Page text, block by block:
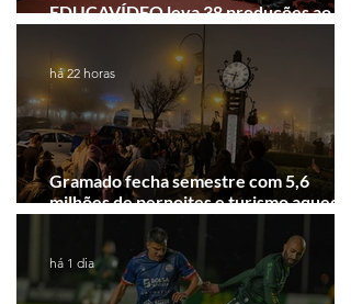
EDUCAVÍDEO leva 38 produções ao
Festival de Cinema de Gramado
Gramado fecha semestre com 5,6
milhões de pernoites e turismo
Junho desponta!
há 22 horas
há 1 dia